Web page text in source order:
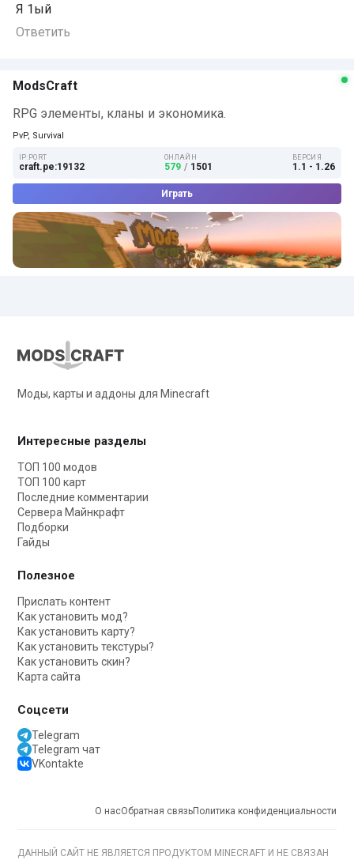
Я 1ый
Ответить
ModsCraft
RPG элементы, кланы и экономика.
PvP, Survival
IP:PORT
craft.pe:19132
ОНЛАЙН
579 / 1501
ВЕРСИЯ
1.1 - 1.26
Играть
Моды, карты и аддоны для Minecraft
Интересные разделы
ТОП 100 модов
ТОП 100 карт
Последние комментарии
Сервера Майнкрафт
Подборки
Гайды
Полезное
Прислать контент
Как установить мод?
Как установить карту?
Как установить текстуры?
Как установить скин?
Карта сайта
Соцсети
Telegram
Telegram чат
VKontakte
О насОбратная связьПолитика конфиденциальности
ДАННЫЙ САЙТ НЕ ЯВЛЯЕТСЯ ПРОДУКТОМ MINECRAFT И НЕ СВЯЗАН